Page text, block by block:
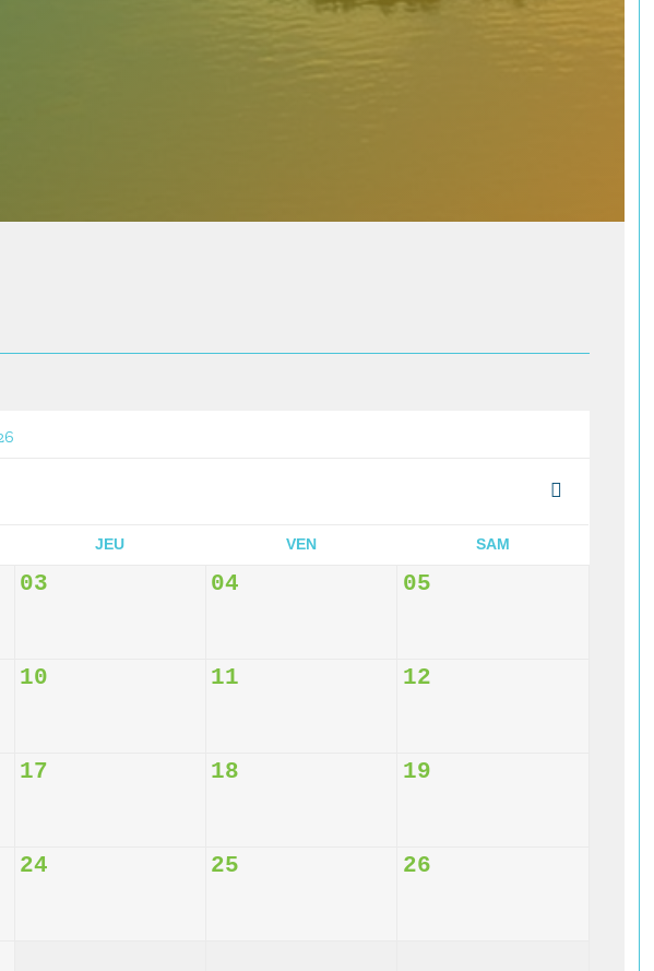
JEU VEN SAM
03 04 05
10 11 12
17 18 19
24 25 26